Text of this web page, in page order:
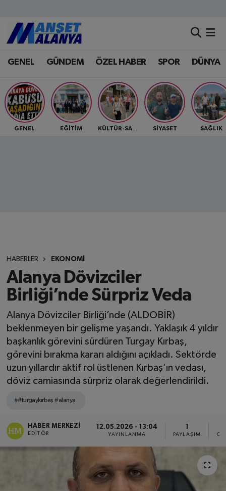
GENEL GÜNDEM ÖZEL HABER SPOR DÜNYA
GENEL EĞİTİM KÜLTÜR-SANAT SİYASET SAĞLIK
HABERLER EKONOMİ
Alanya Dövizciler
Birliği’nde Sürpriz Veda
Alanya Dövizciler Birliği’nde (ALDOBİR)
beklenmeyen bir gelişme yaşandı. Yaklaşık 4 yıldır
başkanlık görevini sürdüren Turgay Kırbaş,
görevini bırakma kararı aldığını açıkladı. Sektörde
uzun yıllardır aktif rol üstlenen Kırbaş’ın vedası,
döviz camiasında sürpriz olarak değerlendirildi.
##turgaykırbaş #alanya
HABER MERKEZI
EDITÖR
12.05.2026 - 13:04
YAYINLANMA PAYLAŞIM
Antalya Nöbetçi Eczaneler
Antalya Hava Durumu
Antalya Namaz Vakitleri
Antalya Trafik Yoğunluk Haritası